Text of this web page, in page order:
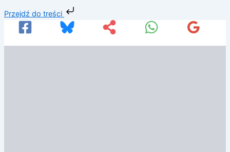
Przejdź do treści
do
treści